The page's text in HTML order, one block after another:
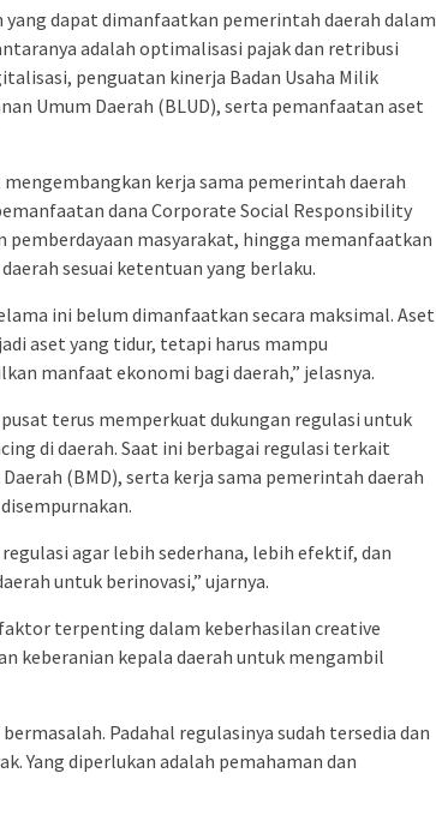
dapat dimanfaatkan pemerintah daerah dalam
adalah optimalisasi pajak dan retribusi
penguatan kinerja Badan Usaha Milik
Umum Daerah (BLUD), serta pemanfaatan aset
kerja sama pemerintah daerah
dana Corporate Social Responsibility
pemberdayaan masyarakat, hingga memanfaatkan
sesuai ketentuan yang berlaku.
ini belum dimanfaatkan secara maksimal. Aset
aset yang tidur, tetapi harus mampu
manfaat ekonomi bagi daerah,” jelasnya.
terus memperkuat dukungan regulasi untuk
di daerah. Saat ini berbagai regulasi terkait
(BMD), serta kerja sama pemerintah daerah
agar lebih sederhana, lebih efektif, dan
untuk berinovasi,” ujarnya.
terpenting dalam keberhasilan creative
keberanian kepala daerah untuk mengambil
Padahal regulasinya sudah tersedia dan
Yang diperlukan adalah pemahaman dan